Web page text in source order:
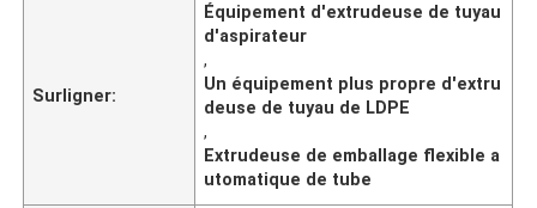
Surligner:
Équipement d'extrudeuse de tuyau
d'aspirateur
,
Un équipement plus propre d'extru
deuse de tuyau de LDPE
,
Extrudeuse de emballage flexible a
utomatique de tube